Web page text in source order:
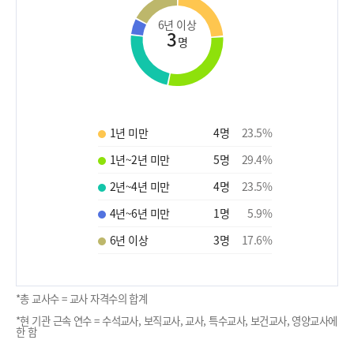
6년 이상
3명
1년 미만 4명 23.5%
1년~2년 미만
5명 29.4%
2년~4년 미만
4명 23.5%
4년~6년 미만
1명 5.9%
6년 이상
3명 17.6%
*총 교사수 = 교사 자격수의 합계
*현 기관 근속 연수 = 수석교사, 보직교사, 교사, 특수교사, 보건교사, 영양교사에
한 함